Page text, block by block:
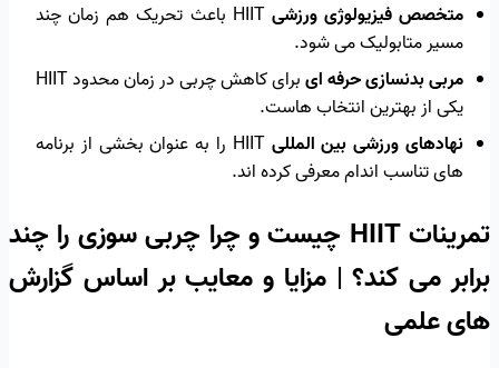
متخصص فیزیولوژی ورزشی
HIIT باعث تحریک هم زمان چند
مسیر متابولیک می شود.
مربی بدنسازی حرفه ای
برای کاهش چربی در زمان محدود HIIT
یکی از بهترین انتخاب هاست.
نهادهای ورزشی بین المللی
HIIT را به عنوان بخشی از برنامه
های تناسب اندام معرفی کرده اند.
تمرینات HIIT چیست و چرا چربی سوزی را چند
برابر می کند؟ | مزایا و معایب بر اساس گزارش
های علمی